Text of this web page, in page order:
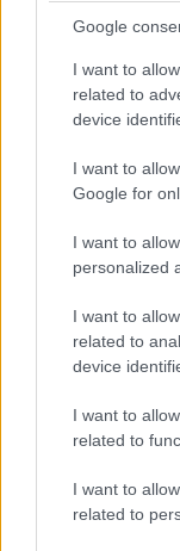
Google
I want to
related to
device
I want to
Google for
I want to
personalized
I want to
related to
device
I want to
related to
I want to
related to